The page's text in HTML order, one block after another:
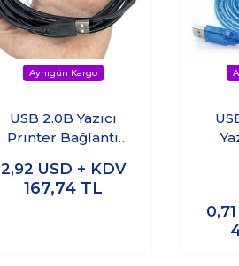
USB 2.0B Yazıcı
Printer Bağlantı
2,92 USD + KDV
167,74 TL
0,71